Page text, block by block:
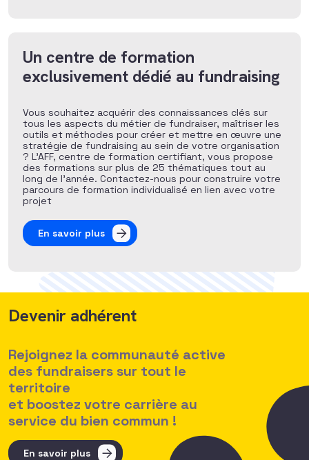
Un centre de formation
exclusivement dédié au fundraising
Vous souhaitez acquérir des connaissances clés sur
tous les aspects du métier de fundraiser, maîtriser les
outils et méthodes pour créer et mettre en œuvre une
stratégie de fundraising au sein de votre organisation
? L’AFF, centre de formation certifiant, vous propose
des formations sur plus de 25 thématiques tout au
long de l’année. Contactez-nous pour construire votre
parcours de formation individualisé en lien avec votre
projet
En savoir plus
Devenir adhérent
Rejoignez la communauté active
des fundraisers sur tout le
territoire
et boostez votre carrière au
service du bien commun !
En savoir plus